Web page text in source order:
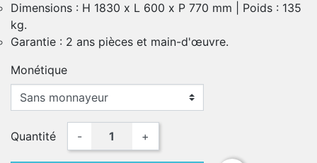
Dimensions : H 1830 x L 600 x P 770 mm | Poids : 135
kg.
Garantie : 2 ans pièces et main-d'œuvre.
Monétique
Quantité - +